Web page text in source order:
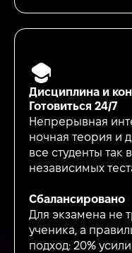
Дисциплина и
Готовиться 24/7
Непрерывная
ночная теория и
все студенты так
независимых
Сбалансировано
Для экзамена не
ученика, а
подход: 20%